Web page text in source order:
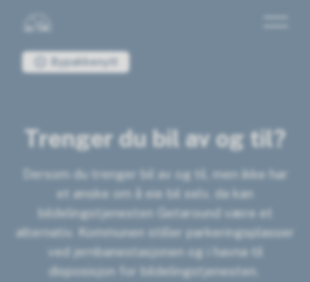
Du er her:Bypakkenytt
Trenger du bil av og til?
Dersom du trenger bil av og til, men ikke har
et ønske om å eie bil selv, da kan
bildelingstjenesten Getaround være et
alternativ. Kommunen stiller parkeringsplasser
ved jernbanestasjonen og i havna til
disposisjon for bildelingstjenesten.